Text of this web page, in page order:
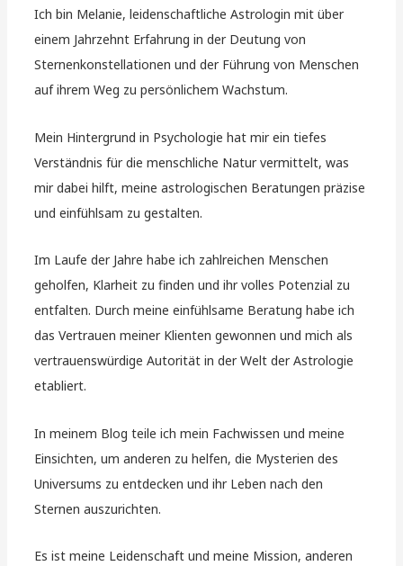
Ich bin Melanie, leidenschaftliche Astrologin mit über
einem Jahrzehnt Erfahrung in der Deutung von
Sternenkonstellationen und der Führung von Menschen
auf ihrem Weg zu persönlichem Wachstum.
Mein Hintergrund in Psychologie hat mir ein tiefes
Verständnis für die menschliche Natur vermittelt, was
mir dabei hilft, meine astrologischen Beratungen präzise
und einfühlsam zu gestalten.
Im Laufe der Jahre habe ich zahlreichen Menschen
geholfen, Klarheit zu finden und ihr volles Potenzial zu
entfalten. Durch meine einfühlsame Beratung habe ich
das Vertrauen meiner Klienten gewonnen und mich als
vertrauenswürdige Autorität in der Welt der Astrologie
etabliert.
In meinem Blog teile ich mein Fachwissen und meine
Einsichten, um anderen zu helfen, die Mysterien des
Universums zu entdecken und ihr Leben nach den
Sternen auszurichten.
Es ist meine Leidenschaft und meine Mission, anderen